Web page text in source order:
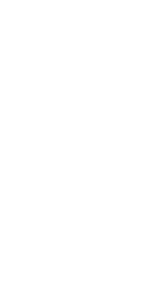
完了させた実績があります
取引実績があります
ありません
設定した発送日数内に発送してい
送しています